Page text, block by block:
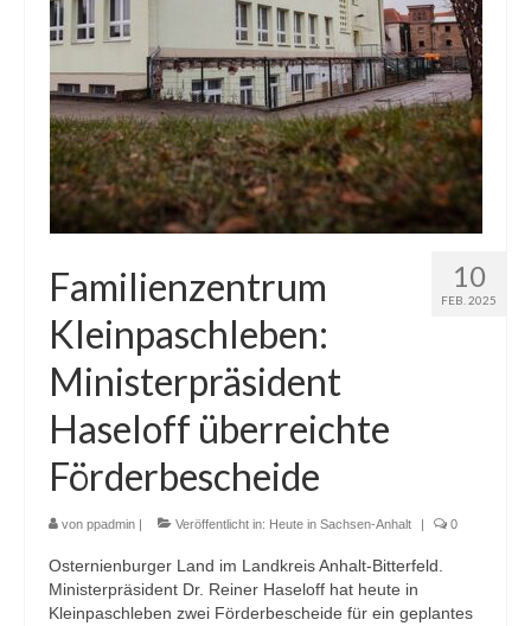
10
FEB. 2025
Familienzentrum
Kleinpaschleben:
Ministerpräsident
Haseloff überreichte
Förderbescheide
von ppadmin | Veröffentlicht in: Heute in Sachsen-Anhalt | 0
Osternienburger Land im Landkreis Anhalt-Bitterfeld.
Ministerpräsident Dr. Reiner Haseloff hat heute in
Kleinpaschleben zwei Förderbescheide für ein geplantes